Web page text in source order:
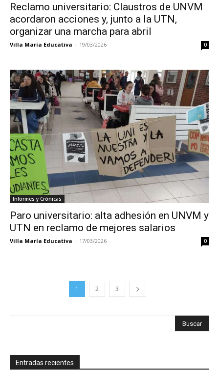
Reclamo universitario: Claustros de UNVM
acordaron acciones y, junto a la UTN,
organizar una marcha para abril
Villa María Educativa - 19/03/2026 0
Informes y Crónicas
Paro universitario: alta adhesión en UNVM y
UTN en reclamo de mejores salarios
Villa María Educativa - 17/03/2026 0
1 2 3
Entradas recientes